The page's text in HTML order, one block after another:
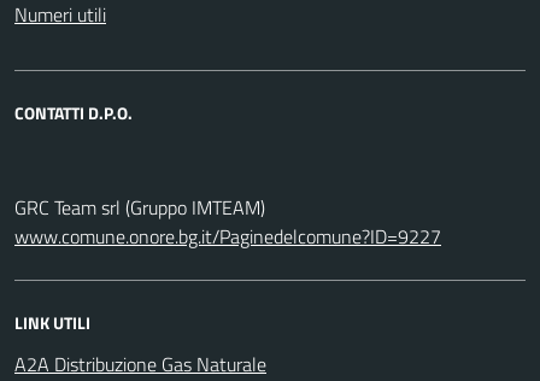
Numeri utili
CONTATTI D.P.O.
GRC Team srl (Gruppo IMTEAM)
www.comune.onore.bg.it/Paginedelcomune?ID=9227
LINK UTILI
A2A Distribuzione Gas Naturale